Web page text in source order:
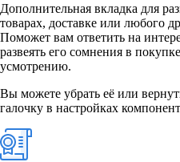
Дополнительная вкладка для
товарах, доставке или любого
Поможет вам ответить на
развеять его сомнения в
усмотрению.
Вы можете убрать её или
галочку в настройках